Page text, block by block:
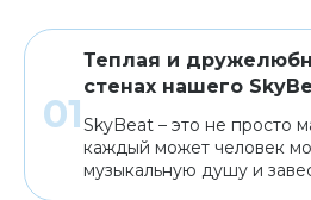
Теплая и
стенах нашего
SkyBeat – это не просто
каждый может человек
музыкальную душу и